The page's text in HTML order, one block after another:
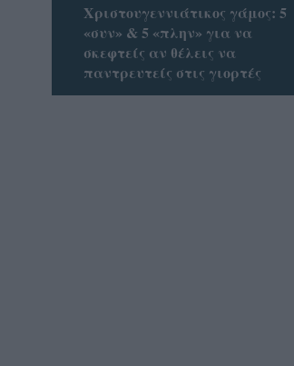
Χριστουγεννιάτικος γάμος: 5
«συν» & 5 «πλην» για να
σκεφτείς αν θέλεις να
παντρευτείς στις γιορτές